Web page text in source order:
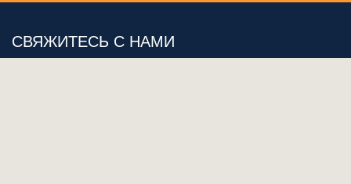
СВЯЖИТЕСЬ С НАМИ